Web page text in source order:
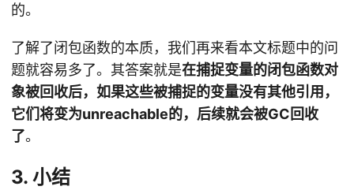
的。
了解了闭包函数的本质，我们再来看本文标题中的问
题就容易多了。其答案就是在捕捉变量的闭包函数对
象被回收后，如果这些被捕捉的变量没有其他引用，
它们将变为unreachable的，后续就会被GC回收
了。
3. 小结